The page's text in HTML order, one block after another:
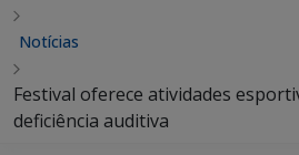
Notícias
Festival oferece atividades
deficiência auditiva